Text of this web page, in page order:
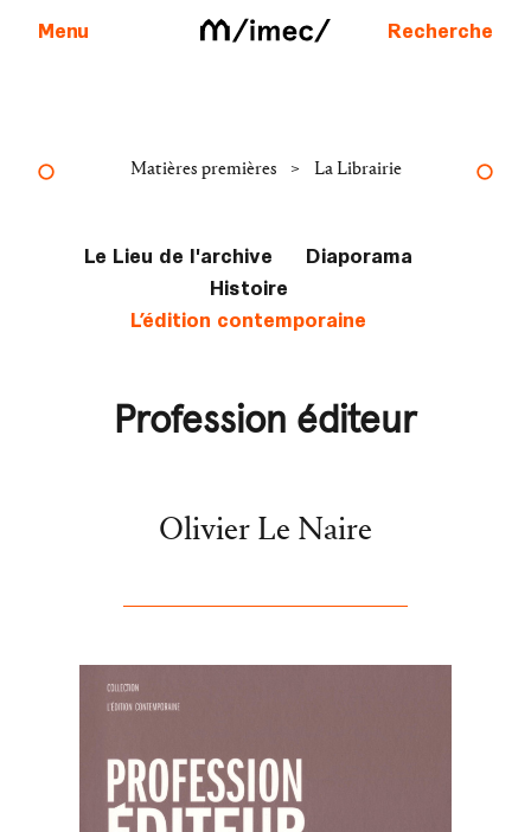
Menu Recherche
Matières premières > La Librairie
Le Lieu de l'archive
Diaporama
Histoire
L’édition contemporaine
Profession éditeur
Olivier Le Naire